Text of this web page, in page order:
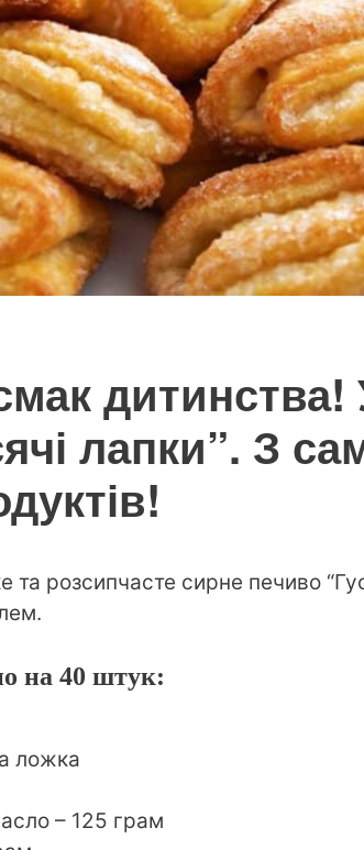
лапки”. З
та розсипчасте сирне печиво
на 40 штук:
ложка
– 125 грам